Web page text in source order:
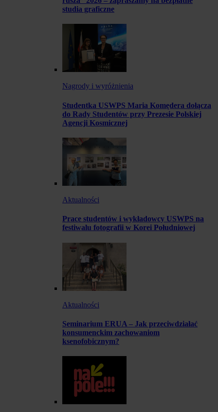
studia graficzne
Nagrody i wyróżnienia
Studentka USWPS Maria Komędera dołącza
do Rady Studentów przy Prezesie Polskiej
Agencji Kosmicznej
Aktualności
Prace studentów i wykładowcy USWPS na
festiwalu fotografii w Korei Południowej
Aktualności
Seminarium ERUA – Jak przeciwdziałać
konsumenckim zachowaniom
ksenofobicznym?